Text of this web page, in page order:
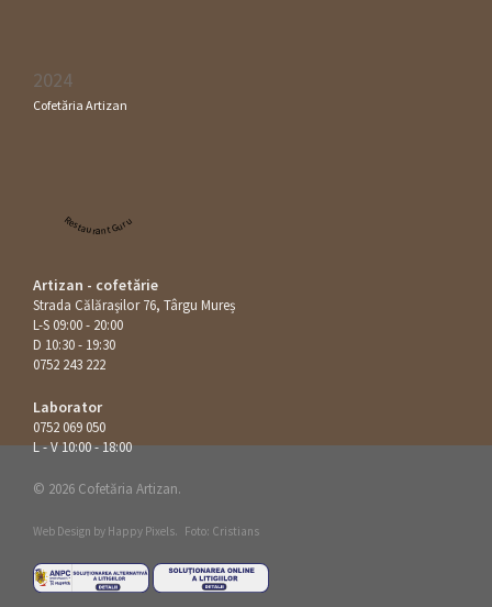
2024
Cofetăria Artizan
Restaurant Guru
Artizan - cofetărie
Strada Călăraşilor 76, Târgu Mureș
L-S 09:00 - 20:00
D 10:30 - 19:30
0752 243 222
Laborator
0752 069 050
L - V 10:00 - 18:00
© 2026 Cofetăria Artizan.
Web Design by Happy Pixels. Foto: Cristians